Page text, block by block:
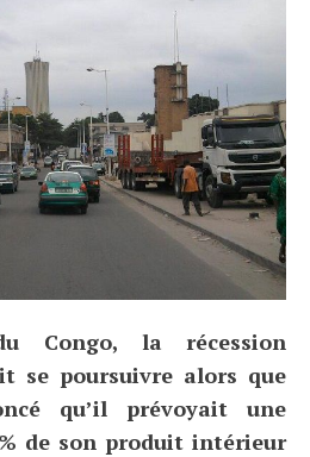
Congo, la récession
se poursuivre alors que
qu’il prévoyait une
de son produit intérieur